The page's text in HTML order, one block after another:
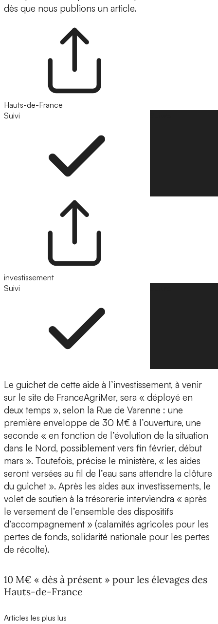
dès que nous publions un article.
Hauts-de-France
Suivi
investissement
Suivi
Le guichet de cette aide à l’investissement, à venir
sur le site de FranceAgriMer, sera « déployé en
deux temps », selon la Rue de Varenne : une
première enveloppe de 30 M€ à l’ouverture, une
seconde « en fonction de l’évolution de la situation
dans le Nord, possiblement vers fin février, début
mars ». Toutefois, précise le ministère, « les aides
seront versées au fil de l’eau sans attendre la clôture
du guichet ». Après les aides aux investissements, le
volet de soutien à la trésorerie interviendra « après
le versement de l’ensemble des dispositifs
d’accompagnement » (calamités agricoles pour les
pertes de fonds, solidarité nationale pour les pertes
de récolte).
10 M€ « dès à présent » pour les élevages des
Hauts-de-France
Articles les plus lus